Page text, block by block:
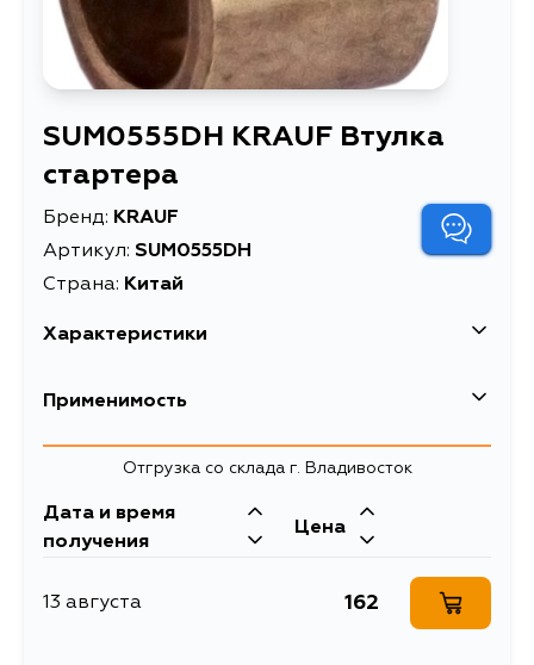
SUM0555DH KRAUF Втулка
стартера
Бренд: KRAUF
Артикул: SUM0555DH
Страна: Китай
Характеристики
Высота упаковки, мм
0.007
Объем упаковки, л 0.07
Ширина упаковки, мм
Применимость
Отгрузка со склада г. Владивосток
Дата и время
получения
Цена
13 августа 162